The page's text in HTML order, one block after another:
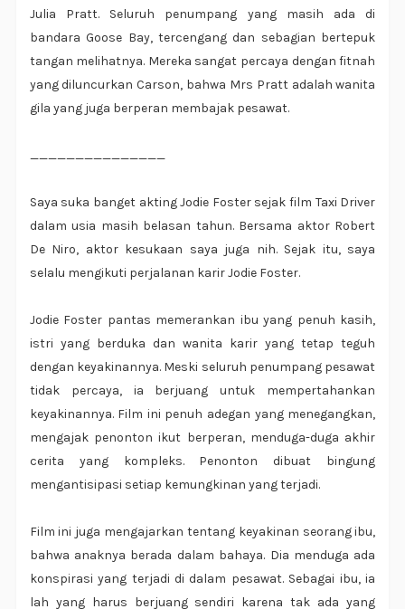
Julia Pratt. Seluruh penumpang yang masih ada di
bandara Goose Bay, tercengang dan sebagian bertepuk
tangan melihatnya. Mereka sangat percaya dengan fitnah
yang diluncurkan Carson, bahwa Mrs Pratt adalah wanita
gila yang juga berperan membajak pesawat.
_______________
Saya suka banget akting Jodie Foster sejak film Taxi Driver
dalam usia masih belasan tahun. Bersama aktor Robert
De Niro, aktor kesukaan saya juga nih. Sejak itu, saya
selalu mengikuti perjalanan karir Jodie Foster.
Jodie Foster pantas memerankan ibu yang penuh kasih,
istri yang berduka dan wanita karir yang tetap teguh
dengan keyakinannya. Meski seluruh penumpang pesawat
tidak percaya, ia berjuang untuk mempertahankan
keyakinannya. Film ini penuh adegan yang menegangkan,
mengajak penonton ikut berperan, menduga-duga akhir
cerita yang kompleks. Penonton dibuat bingung
mengantisipasi setiap kemungkinan yang terjadi.
Film ini juga mengajarkan tentang keyakinan seorang ibu,
bahwa anaknya berada dalam bahaya. Dia menduga ada
konspirasi yang terjadi di dalam pesawat. Sebagai ibu, ia
lah yang harus berjuang sendiri karena tak ada yang